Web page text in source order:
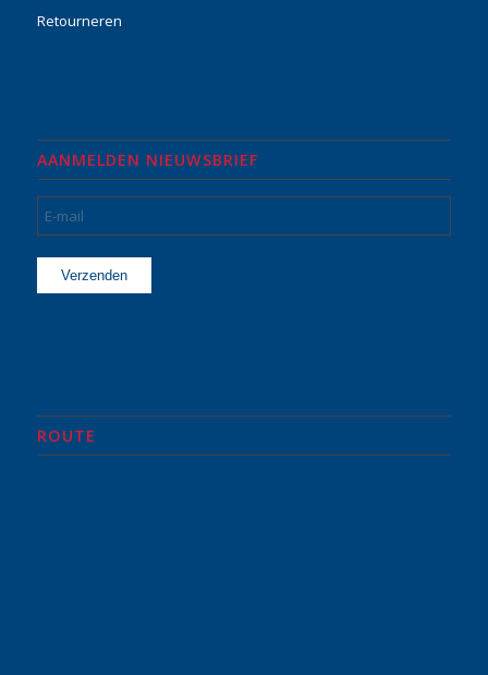
Retourneren
AANMELDEN NIEUWSBRIEF
ROUTE